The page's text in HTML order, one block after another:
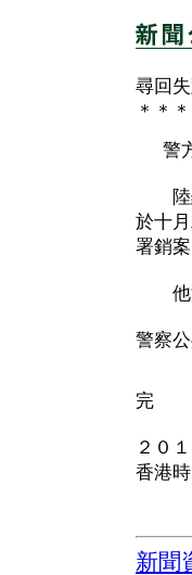
尋回
＊＊
警方
陸顯
於十
署銷案
他沒
警察
完
２０
香港
新聞